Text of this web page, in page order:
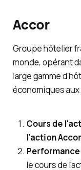
Accor
Groupe hôtelier
monde, opérant
large gamme
économiques
Cours de
l'action Accor
Performance
le cours de